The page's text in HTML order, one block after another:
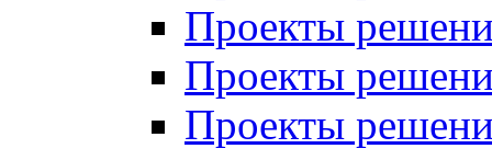
Проекты
Проекты
Проекты